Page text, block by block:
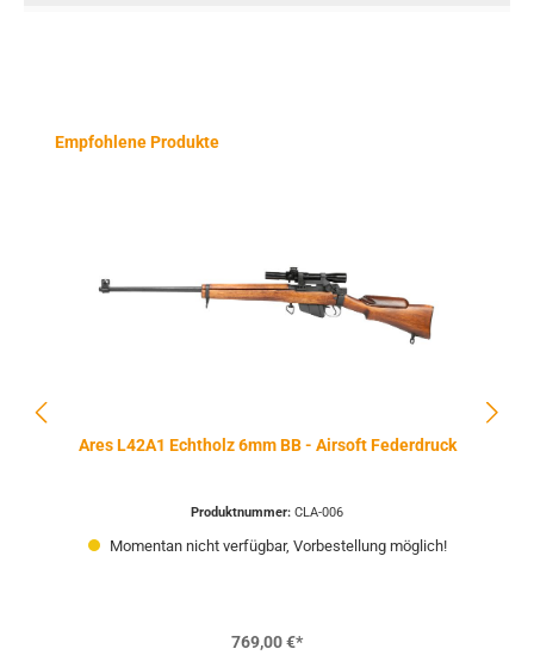
Produktgalerie überspringen
Empfohlene Produkte
Ares L42A1 Echtholz 6mm BB - Airsoft Federdruck
Produktnummer: CLA-006
Momentan nicht verfügbar, Vorbestellung möglich!
769,00 €*